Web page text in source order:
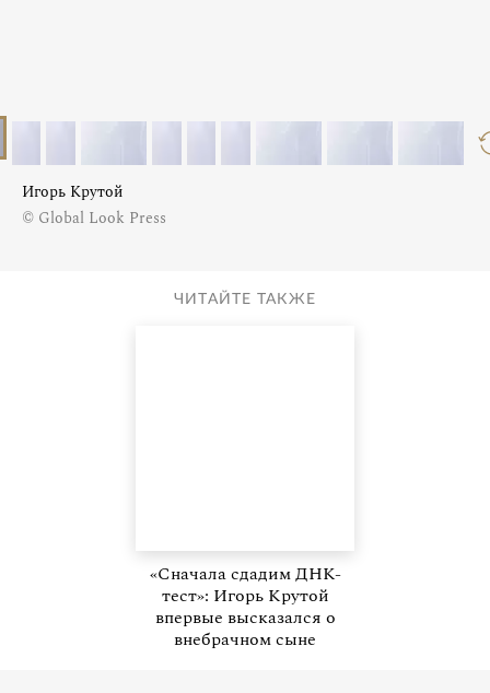
Игорь Крутой
© Global Look Press
ЧИТАЙТЕ ТАКЖЕ
«Сначала сдадим ДНК-
тест»: Игорь Крутой
впервые высказался о
внебрачном сыне